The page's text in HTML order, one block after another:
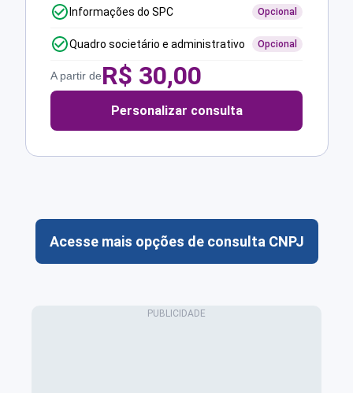
Informações do SPC Opcional
Quadro societário e administrativo Opcional
A partir deR$ 30,00
Personalizar consulta
Acesse mais opções de consulta CNPJ